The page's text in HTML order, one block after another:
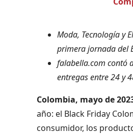
Moda, Tecnología y
primera jornada del
falabella.com contó
entregas entre 24 y
Colombia, mayo de
año: el Black Friday
consumidor, los